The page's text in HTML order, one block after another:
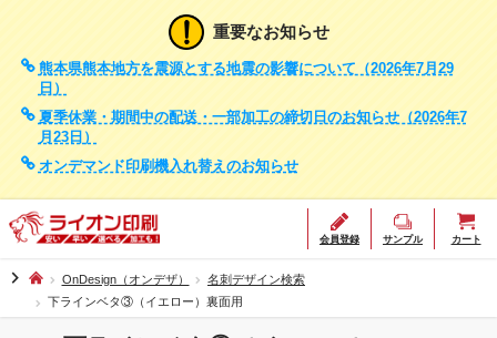
重要なお知らせ
熊本県熊本地方を震源とする地震の影響について（2026年7月29
日）
夏季休業・期間中の配送・一部加工の締切日のお知らせ（2026年7
月23日）
オンデマンド印刷機入れ替えのお知らせ
会員登録 サンプル カート
chevron_right OnDesign（オンデザ）
名刺デザイン検索
下ラインベタ③（イエロー）裏面用